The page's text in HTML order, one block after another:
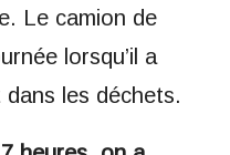
Le camion de
lorsqu’il a
les déchets.